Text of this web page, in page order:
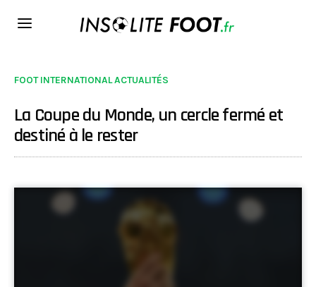
FOOT INTERNATIONAL ACTUALITÉS
La Coupe du Monde, un cercle fermé et
destiné à le rester